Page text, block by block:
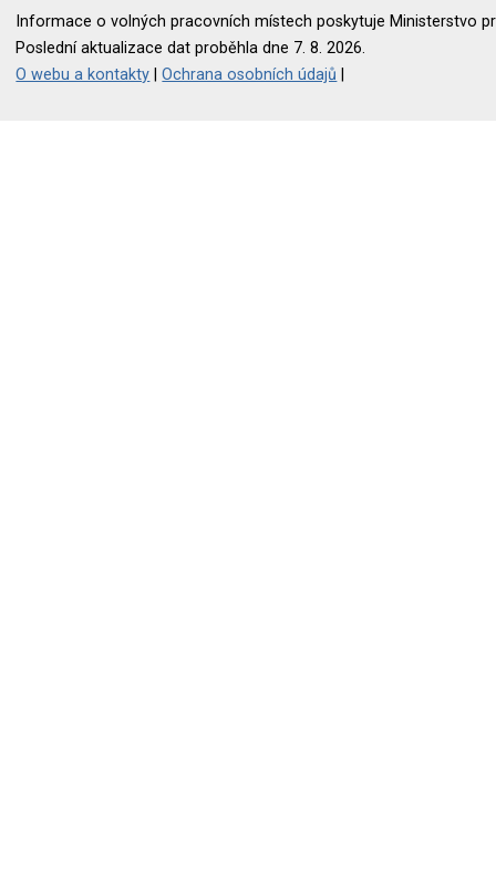
Informace o volných pracovních místech poskytuje Ministerstvo
Poslední aktualizace dat proběhla dne 7. 8. 2026.
O webu a kontakty |Ochrana osobních údajů